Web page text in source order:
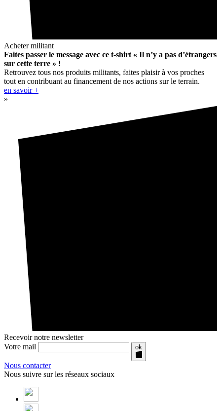
Acheter militant
Faites passer le message avec ce t-shirt « Il n’y a pas d’étrangers
sur cette terre » !
Retrouvez tous nos produits militants, faites plaisir à vos proches
tout en contribuant au financement de nos actions sur le terrain.
en savoir +
»
Recevoir notre newsletter
Votre mail
ok
Nous contacter
Nous suivre sur les réseaux sociaux